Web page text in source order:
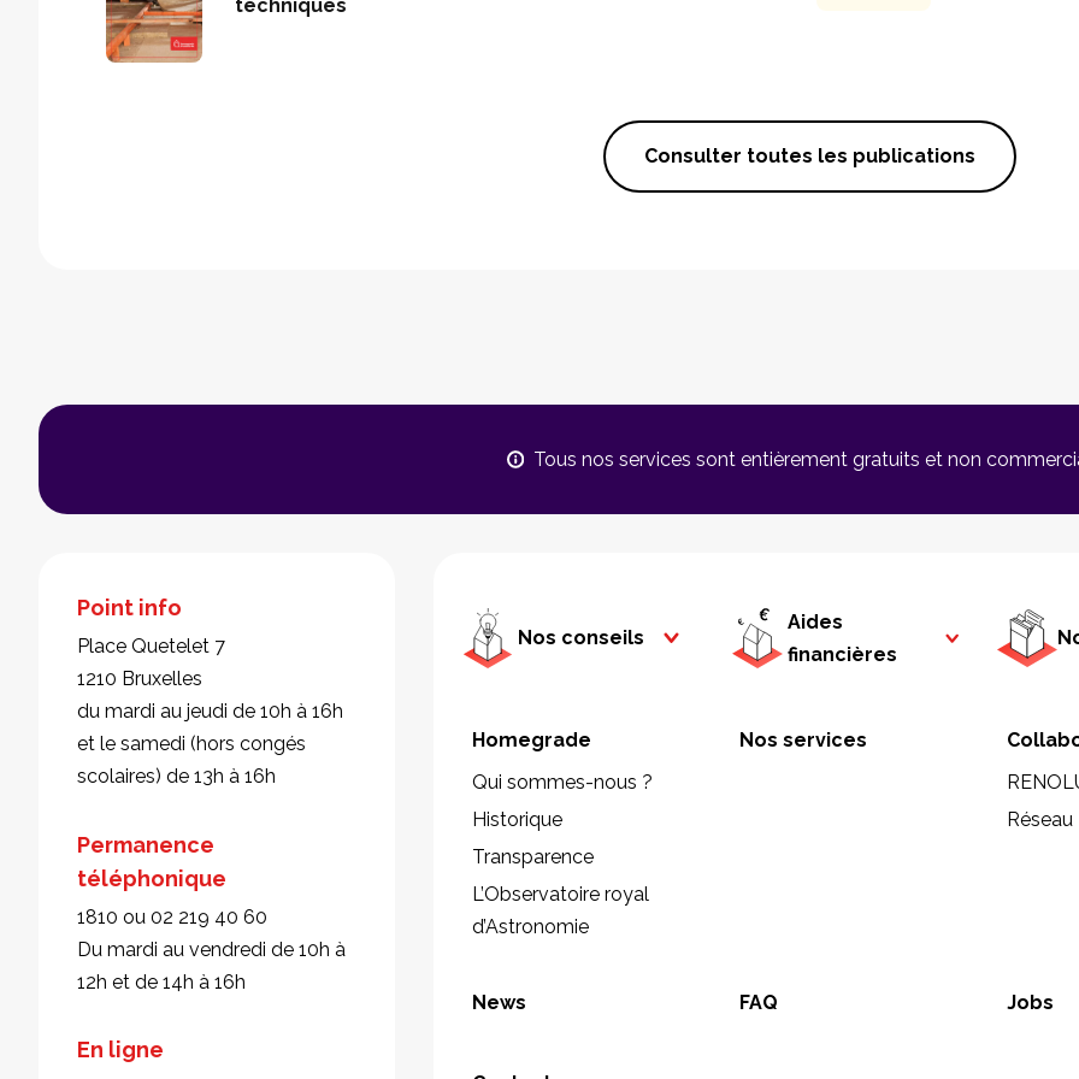
techniques
Consulter toutes les publications
Tous nos services sont entièrement gratuits et non
Point info
Place Quetelet 7
1210 Bruxelles
du mardi au jeudi de 10h à 16h
et le samedi (hors congés
scolaires) de 13h à 16h
Permanence
téléphonique
1810 ou 02 219 40 60
Du mardi au vendredi de 10h à
12h et de 14h à 16h
En ligne
Nos conseils
Aides
financières
Homegrade
Qui sommes-nous ?
Historique
Transparence
L’Observatoire royal
d’Astronomie
Nos services
News FAQ Jobs